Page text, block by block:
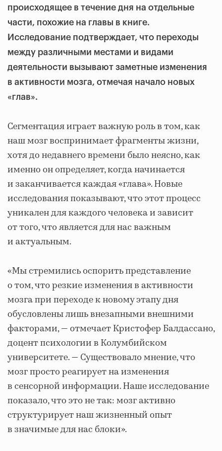
происходящее в течение дня на отдельные
части, похожие на главы в книге.
Исследование подтверждает, что переходы
между различными местами и видами
деятельности вызывают заметные изменения
в активности мозга, отмечая начало новых
«глав».
Сегментация играет важную роль в том, как
наш мозг воспринимает фрагменты жизни,
хотя до недавнего времени было неясно, как
именно он определяет, когда начинается
и заканчивается каждая «глава». Новые
исследования показывают, что этот процесс
уникален для каждого человека и зависит
от того, что является для нас важным
и актуальным.
«Мы стремились оспорить представление
о том, что резкие изменения в активности
мозга при переходе к новому этапу дня
обусловлены лишь внезапными внешними
факторами, — отмечает Кристофер Балдассано,
доцент психологии в Колумбийском
университете. — Существовало мнение, что
мозг просто реагирует на изменения
в сенсорной информации. Наше исследование
показало, что это не так: мозг активно
структурирует наш жизненный опыт
в значимые для нас блоки».